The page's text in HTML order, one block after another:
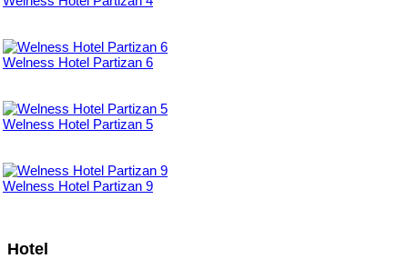
Welness Hotel Partizan 6
Welness Hotel Partizan 5
Welness Hotel Partizan 9
Hotel